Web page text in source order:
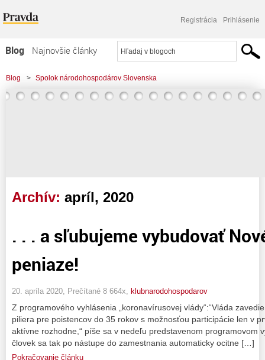
Registrácia Prihlásenie
Blog
Najnovšie články
Najčítanejšie články
Najkomentovanejšie články
Blog > Spolok národohospodárov Slovenska
Archív: apríl, 2020
. . . a sľubujeme vybudovať
peniaze!
20. apríla 2020, Prečítané 8 664x, klubnarodohospodarov
Z programového vyhlásenia „koronavírusovej vlády“:“Vláda
piliera pre poistencov do 35 rokov s možnosťou participácie len v
aktívne rozhodne,“ píše sa v nedeľu predstavenom programovom
človek sa tak po nástupe do zamestnania automaticky ocitne […]
Pokračovanie článku